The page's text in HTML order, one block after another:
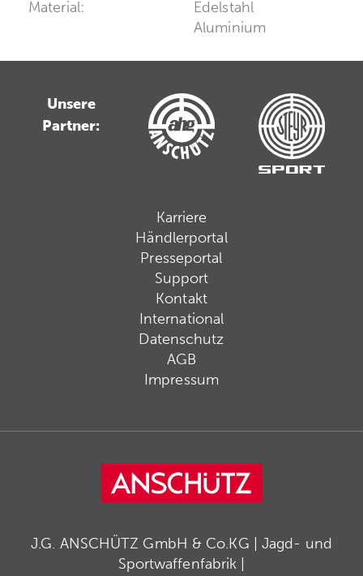
Material:
Edelstahl
Aluminium
Unsere
Partner:
Karriere
Händlerportal
Presseportal
Support
Kontakt
International
Datenschutz
AGB
Impressum
J.G. ANSCHÜTZ GmbH & Co.KG | Jagd- und
Sportwaffenfabrik |